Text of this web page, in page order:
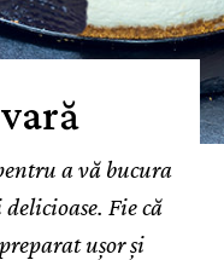
a vă bucura
Fie că
ușor și